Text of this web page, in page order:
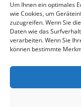
Um Ihnen ein optimales
wie Cookies, um
zuzugreifen. Wenn Sie
Daten wie das
verarbeiten. Wenn Sie
können bestimmte
der
Weiterlesen